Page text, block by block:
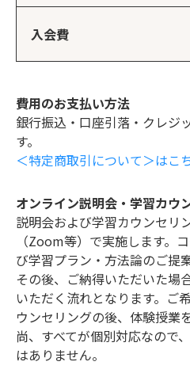
入会費
費用のお支払い方法
銀行振込・口座引落・クレジ
す。
＜特定商取引について＞はこ
オンライン説明会・学習カウ
説明会および学習カウンセリ
（Zoom等）で実施します。
び学習プラン・方法論のご提
その後、ご納得いただいた場
いただく流れとなります。ご
ウンセリングの後、体験授業
尚、すべてが個別対応なので
はありません。